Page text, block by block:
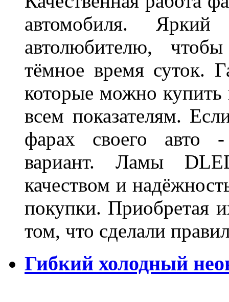
автомобиля.
автолюбителю,
тёмное время суток.
которые можно
всем показателям.
фарах своего авто
вариант. Ламы
качеством и
покупки. Приобретая
том, что сделали
Гибкий холодный